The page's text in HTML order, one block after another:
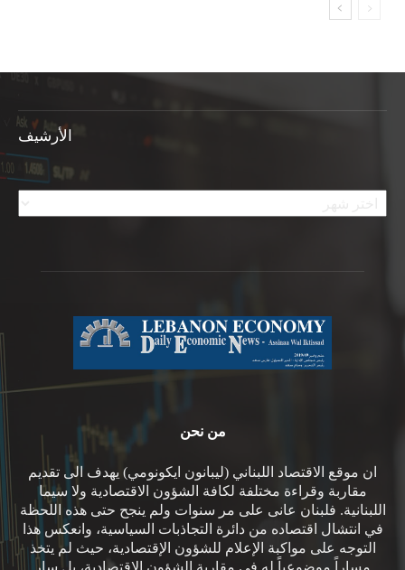
الأرشيف
الأرشيف
من نحن
ان موقع الاقتصاد اللبناني (ليبانون ايكونومي) يهدف الى تقديم
مقاربة وقراءة مختلفة لكافة الشؤون الاقتصادية ولا سيما
اللبنانية. فلبنان عانى على مر سنوات ولم ينجح حتى هذه اللحظة
في انتشال اقتصاده من دائرة التجاذبات السياسية، وانعكس هذا
التوجه على مواكبة الإعلام للشؤون الإقتصادية، حيث لم يتخذ
مساراً موضوعياً له في مقاربة الشؤون الاقتصادية، بل سار